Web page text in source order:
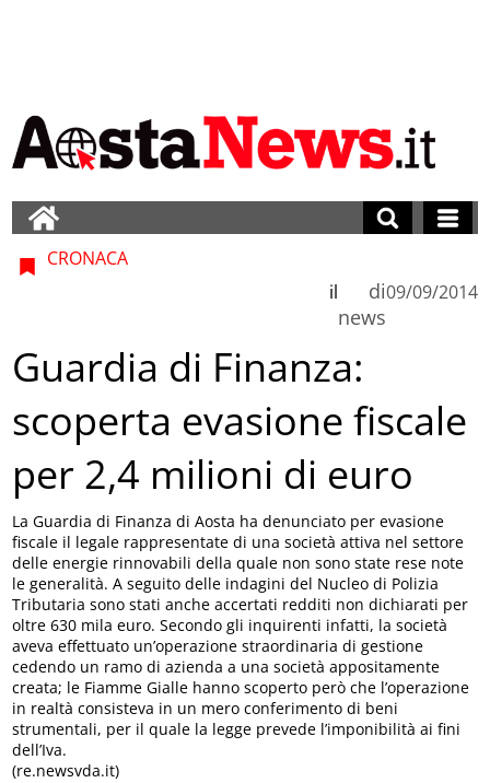
CRONACA
di
news
il 09/09/2014
Guardia di Finanza:
scoperta evasione fiscale
per 2,4 milioni di euro
La Guardia di Finanza di Aosta ha denunciato per evasione
fiscale il legale rappresentate di una società attiva nel settore
delle energie rinnovabili della quale non sono state rese note
le generalità. A seguito delle indagini del Nucleo di Polizia
Tributaria sono stati anche accertati redditi non dichiarati per
oltre 630 mila euro. Secondo gli inquirenti infatti, la società
aveva effettuato un’operazione straordinaria di gestione
cedendo un ramo di azienda a una società appositamente
creata; le Fiamme Gialle hanno scoperto però che l’operazione
in realtà consisteva in un mero conferimento di beni
strumentali, per il quale la legge prevede l’imponibilità ai fini
dell’Iva.
(re.newsvda.it)